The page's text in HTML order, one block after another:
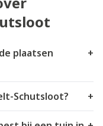
plaatsen
+
Schutsloot? +